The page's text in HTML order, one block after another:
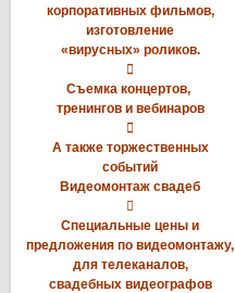
корпоративных фильмов,
изготовление
«вирусных» роликов.

Съемка концертов,
тренингов и вебинаров

А также торжественных
событий
Видеомонтаж свадеб

Специальные цены и
предложения по видеомонтажу,
для телеканалов,
свадебных видеографов